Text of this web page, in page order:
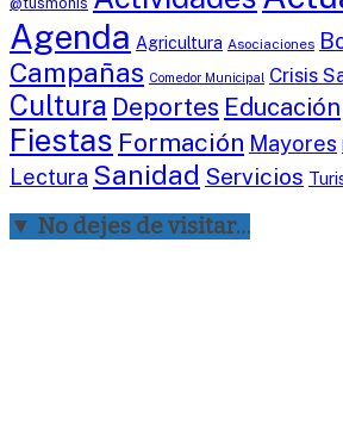
Agenda Agricultura Asociaciones
Campañas Comedor Municipal Crisis
Cultura Deportes Educación
Fiestas Formación Mayores
Lectura Sanidad Servicios
▼ No dejes de visitar…